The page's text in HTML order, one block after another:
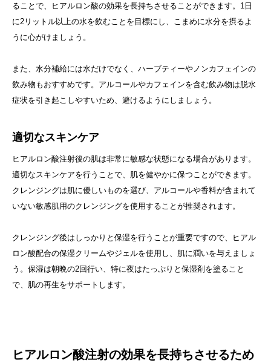
ることで、ヒアルロン酸の効果を長持ちさせることができます。1日
に2リットル以上の水を飲むことを目標にし、こまめに水分を摂るよ
うに心がけましょう。
また、水分補給には水だけでなく、ハーブティーやノンカフェインの
飲み物もおすすめです。アルコールやカフェインを含む飲み物は脱水
症状を引き起こしやすいため、避けるようにしましょう。
適切なスキンケア
ヒアルロン酸注射後の肌は非常に敏感な状態になる場合があります。
適切なスキンケアを行うことで、肌を健やかに保つことができます。
クレンジングは肌に優しいものを選び、アルコールや香料が含まれて
いない敏感肌用のクレンジングを使用することが推奨されます。
クレンジング後はしっかりと保湿を行うことが重要ですので、ヒアル
ロン酸配合の保湿クリームやジェルを使用し、肌に潤いを与えましょ
う。保湿は朝晩の2回行い、特に夜はたっぷりと保湿剤を塗ること
で、肌の再生をサポートします。
ヒアルロン酸注射の効果を長持ちさせるため